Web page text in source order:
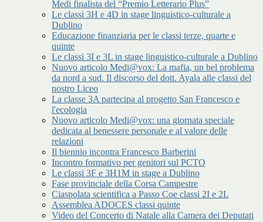
Medi finalista del “Premio Letterario Plus”
Le classi 3H e 4D in stage linguistico-culturale a
Dublino
Educazione finanziaria per le classi terze, quarte e
quinte
Le classi 3I e 3L in stage linguistico-culturale a Dublino
Nuovo articolo Medi@vox: La mafia, un bel problema
da nord a sud. Il discorso del dott. Ayala alle classi del
nostro Liceo
La classe 3A partecipa al progetto San Francesco e
l'ecologia
Nuovo articolo Medi@vox: una giornata speciale
dedicata al benessere personale e al valore delle
relazioni
Il biennio incontra Francesco Barberini
Incontro formativo per genitori sul PCTO
Le classi 3F e 3H1M in stage a Dublino
Fase provinciale della Corsa Campestre
Ciaspolata scientifica a Passo Coe classi 2I e 2L
Assemblea ADOCES classi quinte
Video del Concerto di Natale alla Camera dei Deputati